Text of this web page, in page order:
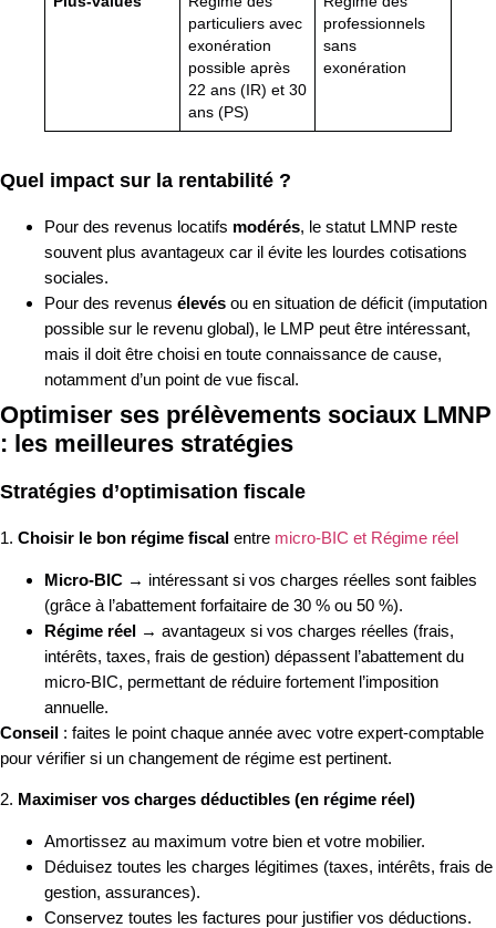
particuliers avec
exonération
possible après
22 ans (IR) et 30
ans (PS)
professionnels
sans
exonération
Quel impact sur la rentabilité ?
Pour des revenus locatifs modérés, le statut LMNP reste
souvent plus avantageux car il évite les lourdes cotisations
sociales.
Pour des revenus élevés ou en situation de déficit (imputation
possible sur le revenu global), le LMP peut être intéressant,
mais il doit être choisi en toute connaissance de cause,
notamment d’un point de vue fiscal.
Optimiser ses prélèvements sociaux LMNP
: les meilleures stratégies
Stratégies d’optimisation fiscale
1. Choisir le bon régime fiscal entre micro-BIC et Régime réel
Micro-BIC → intéressant si vos charges réelles sont faibles
(grâce à l’abattement forfaitaire de 30 % ou 50 %).
Régime réel → avantageux si vos charges réelles (frais,
intérêts, taxes, frais de gestion) dépassent l’abattement du
micro-BIC, permettant de réduire fortement l’imposition
annuelle.
Conseil : faites le point chaque année avec votre expert-comptable
pour vérifier si un changement de régime est pertinent.
2. Maximiser vos charges déductibles (en régime réel)
Amortissez au maximum votre bien et votre mobilier.
Déduisez toutes les charges légitimes (taxes, intérêts, frais de
gestion, assurances).
Conservez toutes les factures pour justifier vos déductions.